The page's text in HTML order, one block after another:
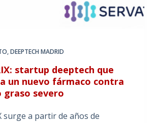
,DEEPTECH MADRID
startup deeptech que
un nuevo fármaco contra
graso severo
surge a partir de años de